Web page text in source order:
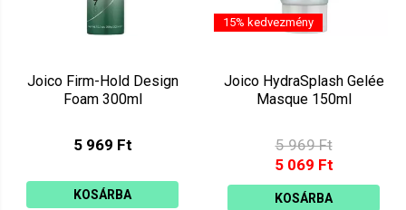
Joico Firm-Hold Design
Foam 300ml
5 969 Ft
KOSÁRBA
15% kedvezmény
Joico HydraSplash Gelée
Masque 150ml
5 969 Ft
5 069 Ft
KOSÁRBA